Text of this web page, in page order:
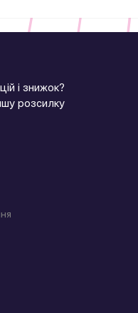
і знижок?
розсилку